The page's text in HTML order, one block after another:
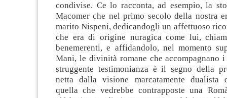
condivise. Ce lo racconta, ad esempio, la
Macomer che nel primo secolo della nostra
marito Nispeni, dedicandogli un affettuoso
che era di origine nuragica come lui,
benemerenti, e affidandolo, nel momento
Mani, le divinità romane che accompagnano
struggente testimonianza è il segno della
netta dalla visione marcatamente dualista
quella che vedrebbe contrapposte una